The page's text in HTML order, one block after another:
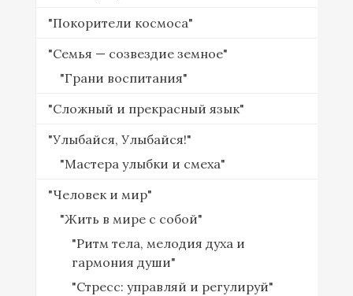
"Покорители космоса"
"Семья — созвездие земное"
"Грани воспитания"
"Сложный и прекрасный язык"
"Улыбайся, Улыбайся!"
"Мастера улыбки и смеха"
"Человек и мир"
"Жить в мире с собой"
"Ритм тела, мелодия духа и
гармония души"
"Стресс: управляй и регулируй"